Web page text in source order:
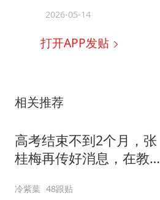
2026-05-14
打开APP发贴
相关推荐
高考结束不到2个月，张
桂梅再传好消息，在教育
冷紫葉 48跟贴